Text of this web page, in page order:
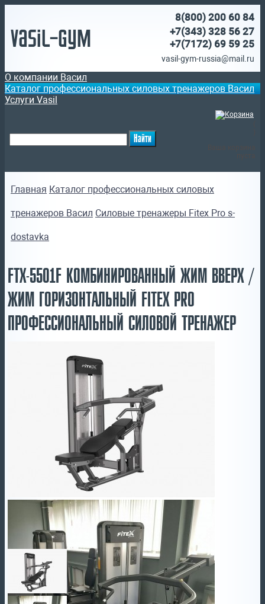
Vasil-Gym
8(800) 200 60 84
+7(343) 328 56 27
+7(7172) 69 59 25
vasil-gym-russia@mail.ru
О компании Васил
Каталог профессиональных силовых тренажеров Васил
Услуги Vasil
Главная Каталог профессиональных силовых
тренажеров Васил Силовые тренажеры Fitex Pro s-
dostavka
FTX-5501F КОМБИНИРОВАННЫЙ ЖИМ ВВЕРХ /
ЖИМ ГОРИЗОНТАЛЬНЫЙ FITEX PRO
ПРОФЕССИОНАЛЬНЫЙ СИЛОВОЙ ТРЕНАЖЕР